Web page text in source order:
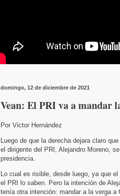
domingo, 12 de diciembre de 2021
Vean: El PRI va a mandar
Por Victor Hernández
Luego de que la derecha dejara claro
el dirigente del PRI, Alejandro Moreno,
presidencia.
Lo cual es risible, desde luego, ya que
el PRI lo saben. Pero la intención de
tenía otra intención: mandar a la verga